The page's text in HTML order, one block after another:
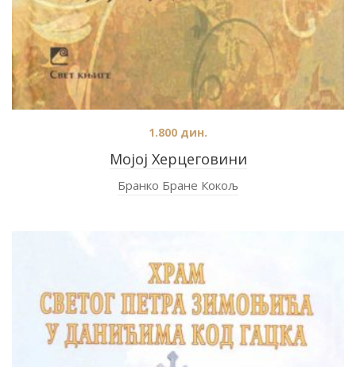
Мојој Херцеговини
1.800 дин.
Бранко Бране Кокољ